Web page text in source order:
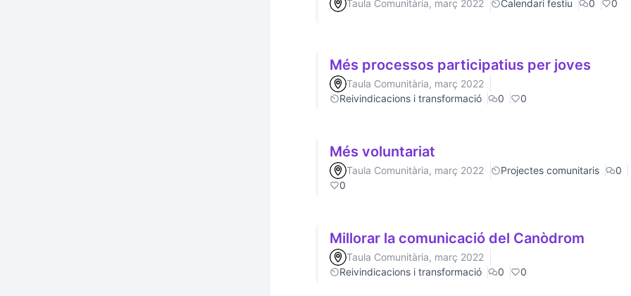
Taula Comunitària, març 2022 Calendari festiu 0 0
Més processos participatius per joves
Taula Comunitària, març 2022
Reivindicacions i transformació
0 0
Més voluntariat
Taula Comunitària, març 2022 Projectes comunitaris
0
0
Millorar la comunicació del Canòdrom
Taula Comunitària, març 2022
Reivindicacions i transformació
0 0